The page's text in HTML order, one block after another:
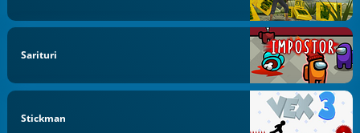
Sarituri
Stickman